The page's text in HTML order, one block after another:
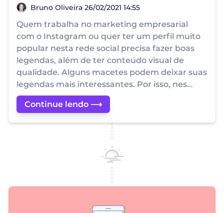
Bruno Oliveira
Bruno Oliveira 26/02/2021 14:55
Quem trabalha no marketing empresarial
com o Instagram ou quer ter um perfil muito
popular nesta rede social precisa fazer boas
legendas, além de ter conteúdo visual de
qualidade. Alguns macetes podem deixar suas
legendas mais interessantes. Por isso, nes...
Continue lendo ⟶